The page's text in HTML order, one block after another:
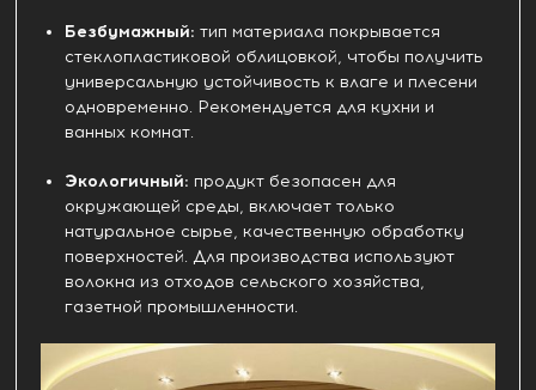
Безбумажный: тип материала покрывается
стеклопластиковой облицовкой, чтобы получить
универсальную устойчивость к влаге и плесени
одновременно. Рекомендуется для кухни и
ванных комнат.
Экологичный: продукт безопасен для
окружающей среды, включает только
натуральное сырье, качественную обработку
поверхностей. Для производства используют
волокна из отходов сельского хозяйства,
газетной промышленности.